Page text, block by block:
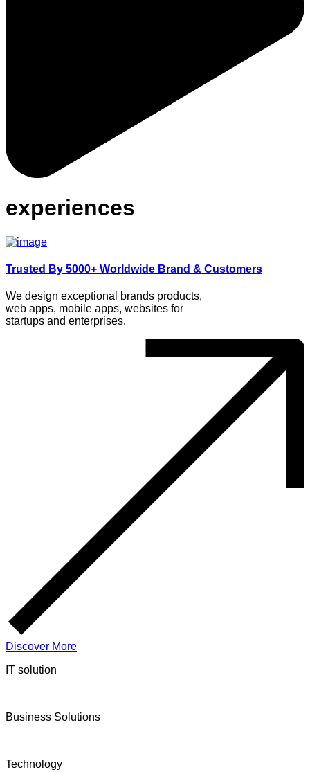
experiences
Trusted By 5000+ Worldwide Brand & Customers
We design exceptional brands products,
web apps, mobile apps, websites for
startups and enterprises.
Discover More
IT solution
Business Solutions
Technology